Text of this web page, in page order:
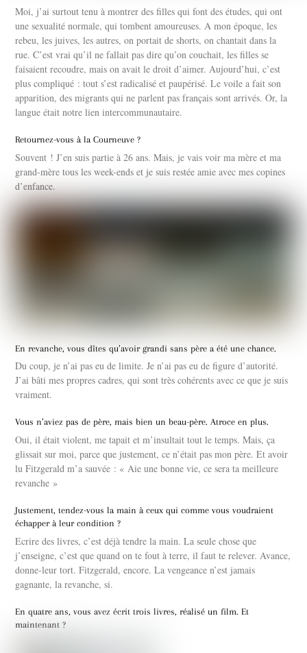
Moi, j’ai surtout tenu à montrer des filles qui font des études, qui ont
une sexualité normale, qui tombent amoureuses. A mon époque, les
rebeu, les juives, les autres, on portait de shorts, on chantait dans la
rue. C’est vrai qu’il ne fallait pas dire qu’on couchait, les filles se
faisaient recoudre, mais on avait le droit d’aimer. Aujourd’hui, c’est
plus compliqué : tout s’est radicalisé et paupérisé. Le voile a fait son
apparition, des migrants qui ne parlent pas français sont arrivés. Or, la
langue était notre lien intercommunautaire.
Retournez-vous à la Courneuve ?
Souvent ! J’en suis partie à 26 ans. Mais, je vais voir ma mère et ma
grand-mère tous les week-ends et je suis restée amie avec mes copines
d’enfance.
En revanche, vous dîtes qu’avoir grandi sans père a été une chance.
Du coup, je n’ai pas eu de limite. Je n’ai pas eu de figure d’autorité.
J’ai bâti mes propres cadres, qui sont très cohérents avec ce que je suis
vraiment.
Vous n’aviez pas de père, mais bien un beau-père. Atroce en plus.
Oui, il était violent, me tapait et m’insultait tout le temps. Mais, ça
glissait sur moi, parce que justement, ce n’était pas mon père. Et avoir
lu Fitzgerald m’a sauvée : « Aie une bonne vie, ce sera ta meilleure
revanche »
Justement, tendez-vous la main à ceux qui comme vous voudraient
échapper à leur condition ?
Ecrire des livres, c’est déjà tendre la main. La seule chose que
j’enseigne, c’est que quand on te fout à terre, il faut te relever. Avance,
donne-leur tort. Fitzgerald, encore. La vengeance n’est jamais
gagnante, la revanche, si.
En quatre ans, vous avez écrit trois livres, réalisé un film. Et
maintenant ?